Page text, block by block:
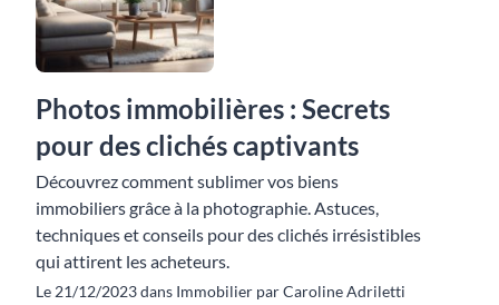
Photos immobilières : Secrets
pour des clichés captivants
Découvrez comment sublimer vos biens
immobiliers grâce à la photographie. Astuces,
techniques et conseils pour des clichés irrésistibles
qui attirent les acheteurs.
Le 21/12/2023 dans Immobilier par Caroline Adriletti